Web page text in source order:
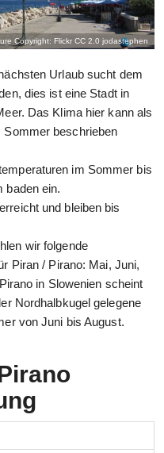
Copyright: Flickr CC 2.0 jodastephen
Urlaub sucht dem
dies ist eine Stadt in
Das Klima hier kann als
beschrieben
im Sommer bis
baden ein.
und bleiben bis
wir folgende
Piran / Pirano: Mai, Juni,
in Slowenien scheint
Nordhalbkugel gelegene
von Juni bis August.